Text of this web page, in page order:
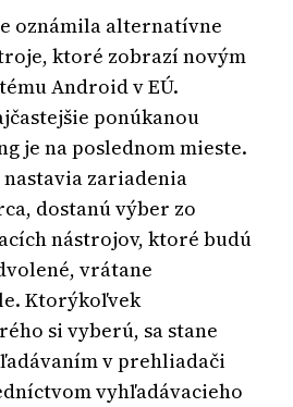
oznámila alternatívne
ktoré zobrazí novým
Android v EÚ.
ponúkanou
je na poslednom mieste.
zariadenia
dostanú výber zo
nástrojov, ktoré budú
vrátane
Ktorýkoľvek
si vyberú, sa stane
v prehliadači
vyhľadávacieho